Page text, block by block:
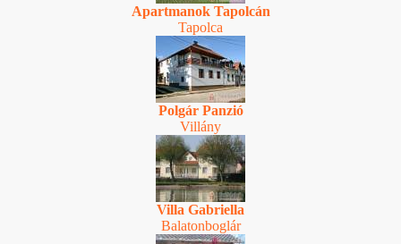
Apartmanok Tapolcán
Tapolca
Polgár Panzió
Villány
Villa Gabriella
Balatonboglár